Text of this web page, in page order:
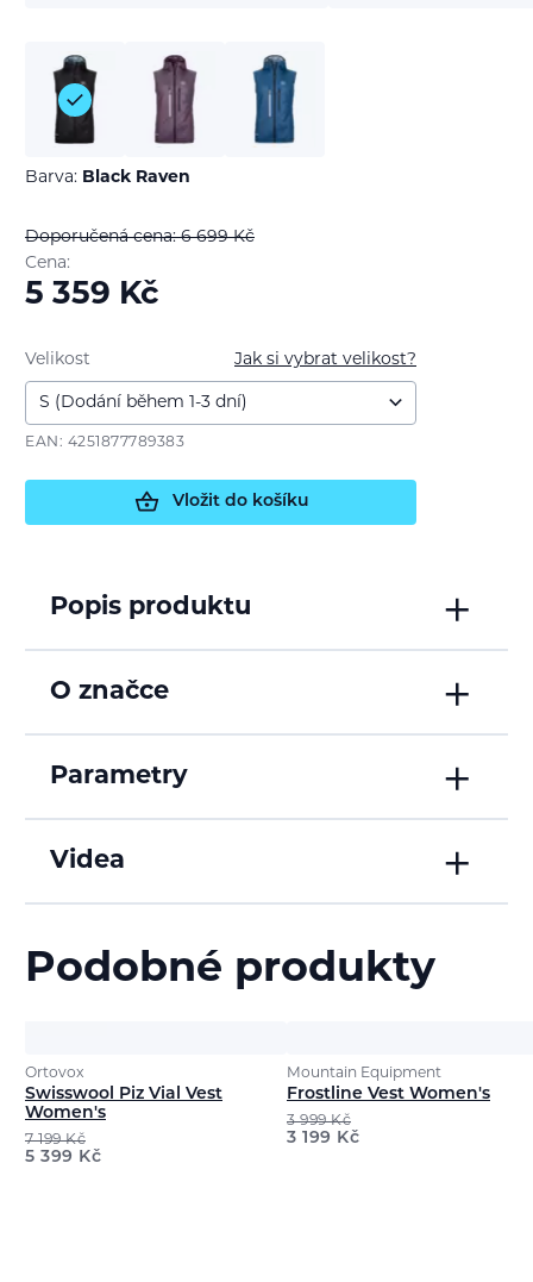
Barva: Black Raven
Doporučená cena: 6 699Kč
Cena:
5 359 Kč
Jak si vybrat velikost?
Velikost
EAN: 4251877789383
Vložit do košíku
Popis produktu
O značce
Parametry
Videa
Podobné produkty
Ortovox
Swisswool Piz Vial Vest
Women's
7 199Kč
5 399 Kč
Mountain Equipment
Frostline Vest Women's
3 999Kč
3 199 Kč